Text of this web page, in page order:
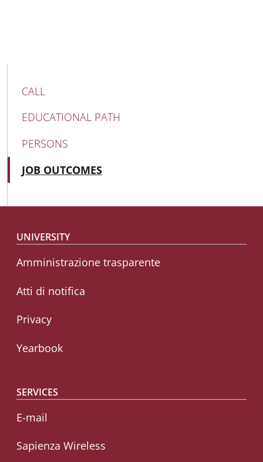
MAIN NAVIGATION
CALL
EDUCATIONAL PATH
PERSONS
JOB OUTCOMES
Footer menu
UNIVERSITY
Amministrazione trasparente
Atti di notifica
Privacy
Yearbook
SERVICES
E-mail
Sapienza Wireless